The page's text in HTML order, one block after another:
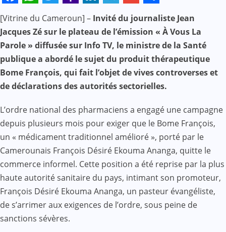
Facebook
WhatsApp
Twitter
Yahoo
Mail
LinkedIn
Telegram
GmailShare
[Vitrine du Cameroun] – Invité du journaliste Jean
Jacques Zé sur le plateau de l’émission « À Vous La
Parole » diffusée sur Info TV, le ministre de la Santé
publiquea abordé le sujet du produit thérapeutique
Bome François, qui fait l’objet de vives controverses et
de déclarations des autorités sectorielles.
L’ordre national des pharmaciens a engagé une campagne
depuis plusieurs mois pour exiger que le Bome François,
un « médicament traditionnel amélioré », porté par le
Camerounais François Désiré Ekouma Ananga, quitte le
commerce informel. Cette position a été reprise par la plus
haute autorité sanitaire du pays, intimant son promoteur,
François Désiré Ekouma Ananga, un pasteur évangéliste,
de s’arrimer aux exigences de l’ordre, sous peine de
sanctions sévères.